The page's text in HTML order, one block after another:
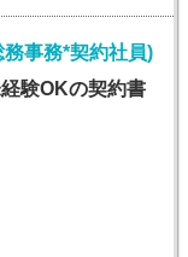
事務*契約社員)
験OKの契約書